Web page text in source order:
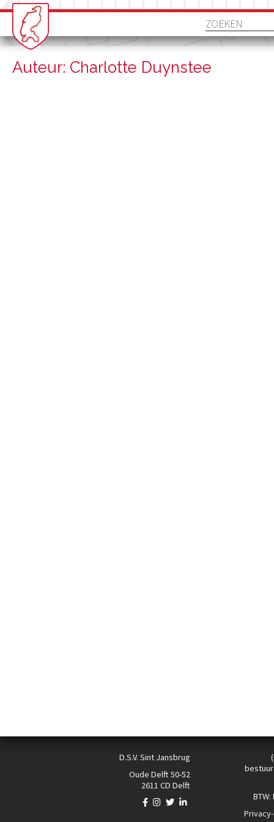
Auteur: Charlotte Duynstee
D.S.V. Sint Jansbrug
Oude Delft 50-52
2611 CD Delft